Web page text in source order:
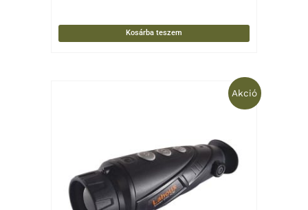
Kosárba teszem
Akció
Current